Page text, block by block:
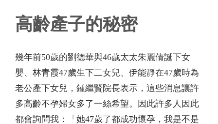
高齡產子的秘密
幾年前50歲的劉德華與46歲太太朱麗倩誕下女
嬰、林青霞47歲生下二女兒、伊能靜在47歲時為
老公產下女兒，鍾繼賢院長表示，這些消息讓許
多高齡不孕婦女多了一絲希望。因此許多人因此
都會詢問我：「她47歲了都成功懷孕，我是不是